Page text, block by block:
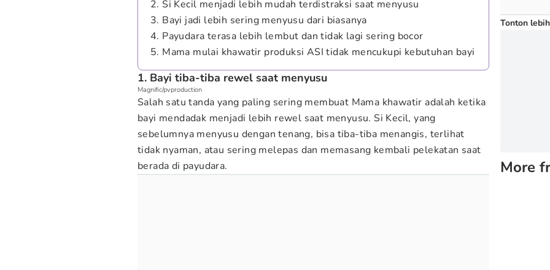
2. Si Kecil menjadi lebih mudah terdistraksi saat menyusu
3. Bayi jadi lebih sering menyusu dari biasanya
4. Payudara terasa lebih lembut dan tidak lagi sering bocor
5. Mama mulai khawatir produksi ASI tidak mencukupi kebutuhan bayi
1. Bayi tiba-tiba rewel saat menyusu
Magnific/pvproduction
Salah satu tanda yang paling sering membuat Mama khawatir adalah ketika
bayi mendadak menjadi lebih rewel saat menyusu. Si Kecil, yang
sebelumnya menyusu dengan tenang, bisa tiba-tiba menangis, terlihat
tidak nyaman, atau sering melepas dan memasang kembali pelekatan saat
berada di payudara.
Tonton
More